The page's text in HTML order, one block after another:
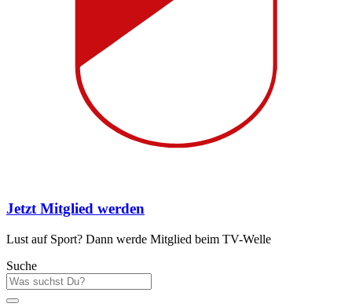
Jetzt Mitglied werden
Lust auf Sport? Dann werde Mitglied beim TV-Welle
Suche